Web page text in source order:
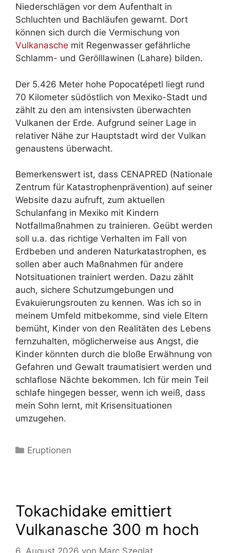
Niederschlägen vor dem Aufenthalt in
Schluchten und Bachläufen gewarnt. Dort
können sich durch die Vermischung von
Vulkanasche mit Regenwasser gefährliche
Schlamm- und Gerölllawinen (Lahare) bilden.
Der 5.426 Meter hohe Popocatépetl liegt rund
70 Kilometer südöstlich von Mexiko-Stadt und
zählt zu den am intensivsten überwachten
Vulkanen der Erde. Aufgrund seiner Lage in
relativer Nähe zur Hauptstadt wird der Vulkan
genaustens überwacht.
Bemerkenswert ist, dass CENAPRED (Nationale
Zentrum für Katastrophenprävention) auf seiner
Website dazu aufruft, zum aktuellen
Schulanfang in Mexiko mit Kindern
Notfallmaßnahmen zu trainieren. Geübt werden
soll u.a. das richtige Verhalten im Fall von
Erdbeben und anderen Naturkatastrophen, es
sollen aber auch Maßnahmen für andere
Notsituationen trainiert werden. Dazu zählt
auch, sichere Schutzumgebungen und
Evakuierungsrouten zu kennen. Was ich so in
meinem Umfeld mitbekomme, sind viele Eltern
bemüht, Kinder von den Realitäten des Lebens
fernzuhalten, möglicherweise aus Angst, die
Kinder könnten durch die bloße Erwähnung von
Gefahren und Gewalt traumatisiert werden und
schlaflose Nächte bekommen. Ich für mein Teil
schlafe hingegen besser, wenn ich weiß, dass
mein Sohn lernt, mit Krisensituationen
umzugehen.
Kategorien
Eruptionen
Tokachidake emittiert
Vulkanasche 300 m hoch
6. August 2026 von Marc Szeglat